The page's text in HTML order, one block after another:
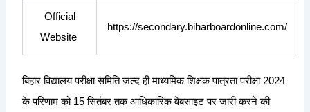
Official
Website
https://secondary.biharboardonline.com/
बिहार विद्यालय परीक्षा समिति जल्द ही माध्यमिक शिक्षक पात्रता परीक्षा 2024
के परिणाम को 15 सितंबर तक आधिकारिक वेबसाइट पर जारी करने की